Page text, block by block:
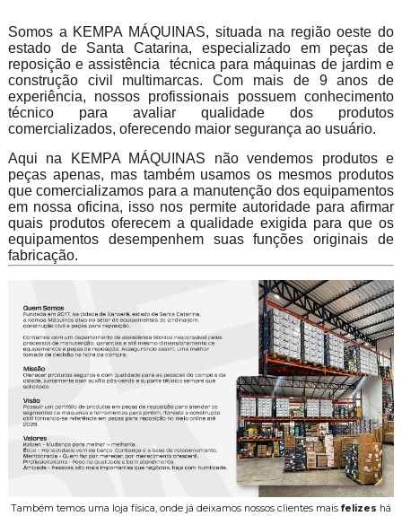
Somos a KEMPA MÁQUINAS, situada na região oeste do
estado de Santa Catarina, especializado em peças de
reposição e assistência técnica para máquinas de jardim e
construção civil multimarcas. Com mais de 9 anos de
experiência, nossos profissionais possuem conhecimento
técnico para avaliar qualidade dos produtos
comercializados, oferecendo maior segurança ao usuário.
Aqui na KEMPA MÁQUINAS não vendemos produtos e
peças apenas, mas também usamos os mesmos produtos
que comercializamos para a manutenção dos equipamentos
em nossa oficina, isso nos permite autoridade para afirmar
quais produtos oferecem a qualidade exigida para que os
equipamentos desempenhem suas funções originais de
fabricação.
Também temos uma loja física, onde já deixamos nossos clientes mais felizes há